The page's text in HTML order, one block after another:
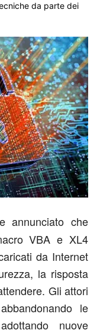
da parte dei
annunciato che
VBA e XL4
da Internet
la risposta
Gli attori
le
nuove